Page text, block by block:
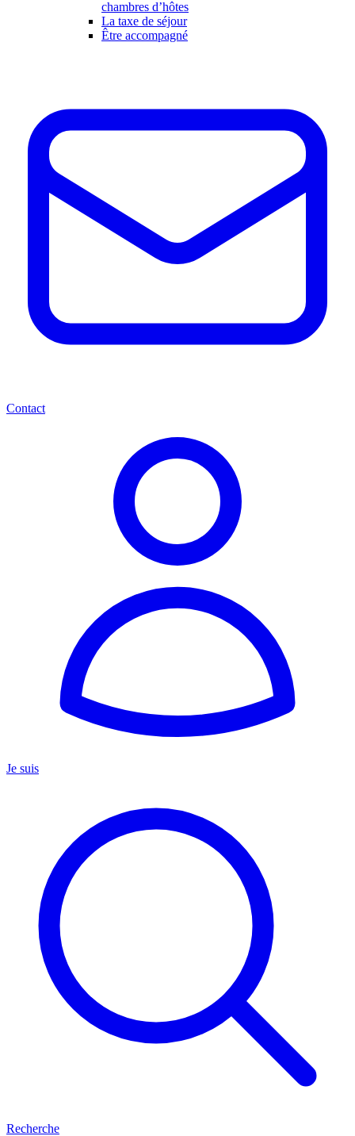
chambres d’hôtes
La taxe de séjour
Être accompagné
Contact
Je suis
Recherche